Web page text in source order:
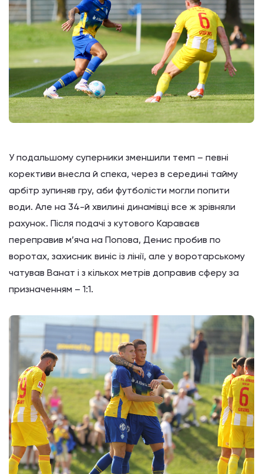
У подальшому суперники зменшили темп – певні
корективи внесла й спека, через в середині тайму
арбітр зупиняв гру, аби футболісти могли попити
води. Але на 34-й хвилині динамівці все ж зрівняли
рахунок. Після подачі з кутового Караваєв
переправив м’яча на Попова, Денис пробив по
воротах, захисник виніс із лінії, але у воротарському
чатував Ванат і з кількох метрів доправив сферу за
призначенням – 1:1.